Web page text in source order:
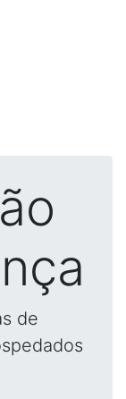
de